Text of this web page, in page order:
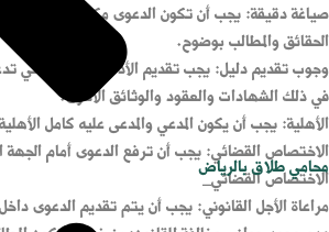
محامي طلاق بالرياض
صياغة دقيقة: يجب أن تكون الدعوى مكتوبة بصورة
الحقائق والمطالب بوضوح.
وجوب تقديم دليل: يجب تقديم الأدلة والوثائق التي
في ذلك الشهادات والعقود والوثائق الأخرى.
الأهلية: يجب أن يكون المدعي والمدعى عليه كامل
الاختصاص القضائي: يجب أن ترفع الدعوى أمام الجهة
الاختصاص القضائي_
مراعاة الأجل القانوني: يجب أن يتم تقديم الدعوى داخل